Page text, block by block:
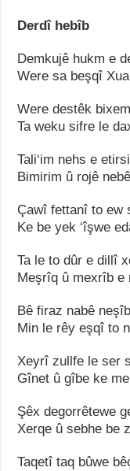
Derdî hebîb
Demkujê hukm e
Were sa beşqî
Were destêk
Ta weku sifre le
Tali‘im nehs e
Bimirim û rojê
Çawî fettanî to ew
Ke be yek ‘îşwe
Ta le to dûr e dillî
Meşrîq û mexrîb e
Bê firaz nabê
Min le rêy eşqî to
Xeyrî zullfe le ser
Gînet û gîbe ke
Şêx degorrêtewe
Xerqe û sebhe be
Taqetî taq bûwe